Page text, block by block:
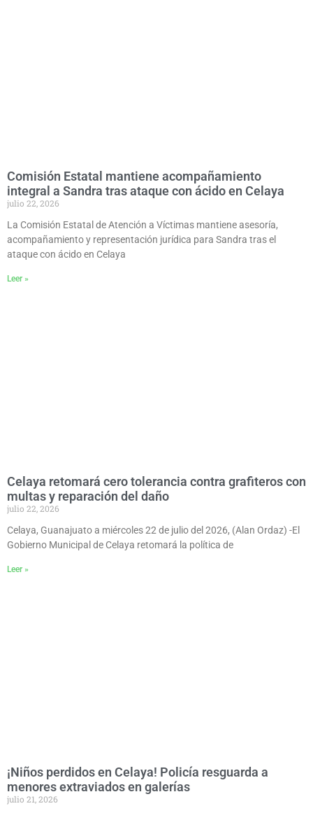
Comisión Estatal mantiene acompañamiento
integral a Sandra tras ataque con ácido en Celaya
julio 22, 2026
La Comisión Estatal de Atención a Víctimas mantiene asesoría,
acompañamiento y representación jurídica para Sandra tras el
ataque con ácido en Celaya
Leer »
Celaya retomará cero tolerancia contra grafiteros con
multas y reparación del daño
julio 22, 2026
Celaya, Guanajuato a miércoles 22 de julio del 2026, (Alan Ordaz) -El
Gobierno Municipal de Celaya retomará la política de
Leer »
¡Niños perdidos en Celaya! Policía resguarda a
menores extraviados en galerías
julio 21, 2026